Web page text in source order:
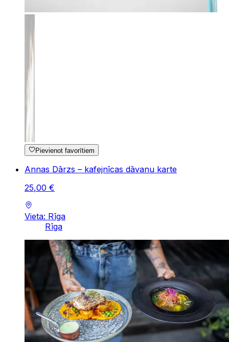
Pievienot favorītiem
Annas Dārzs – kafejnīcas dāvanu karte
25,00 €
Vieta: Rīga
Rīga